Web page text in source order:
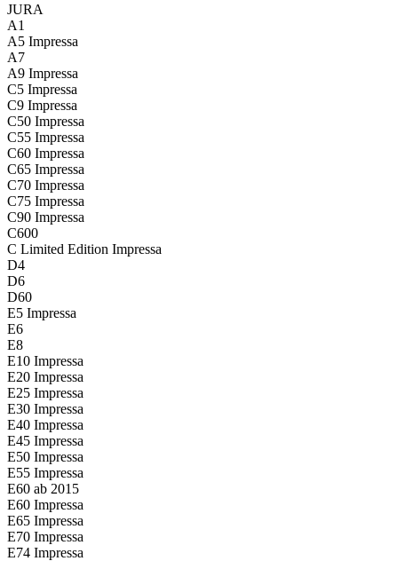
JURA
A1
A5 Impressa
A7
A9 Impressa
C5 Impressa
C9 Impressa
C50 Impressa
C55 Impressa
C60 Impressa
C65 Impressa
C70 Impressa
C75 Impressa
C90 Impressa
C600
C Limited Edition Impressa
D4
D6
D60
E5 Impressa
E6
E8
E10 Impressa
E20 Impressa
E25 Impressa
E30 Impressa
E40 Impressa
E45 Impressa
E50 Impressa
E55 Impressa
E60 ab 2015
E60 Impressa
E65 Impressa
E70 Impressa
E74 Impressa